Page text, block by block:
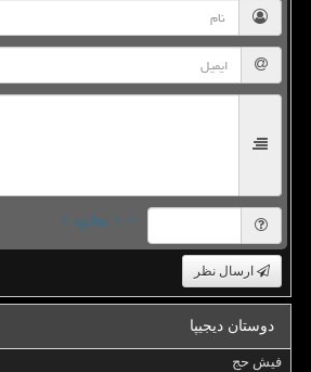
= ۱ بعلاوه ۱
ارسال نظر
دوستان دیجیپا
فیش حج